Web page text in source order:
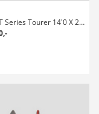
ISUP MFT Series Tourer 14'0 X 28.5" Sup Bräda